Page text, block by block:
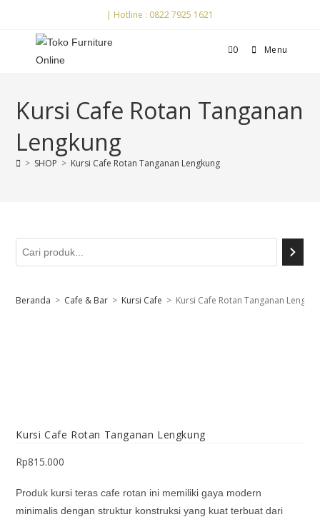
| Hotline : 0822 7925 1621
0 Menu
Kursi Cafe Rotan Tanganan
Lengkung
> SHOP > Kursi Cafe Rotan Tanganan Lengkung
Beranda > Cafe & Bar > Kursi Cafe > Kursi Cafe Rotan Tanganan
Kursi Cafe Rotan Tanganan Lengkung
Rp815.000
Produk kursi teras cafe rotan ini memiliki gaya modern
minimalis dengan struktur konstruksi yang kuat terbuat dari